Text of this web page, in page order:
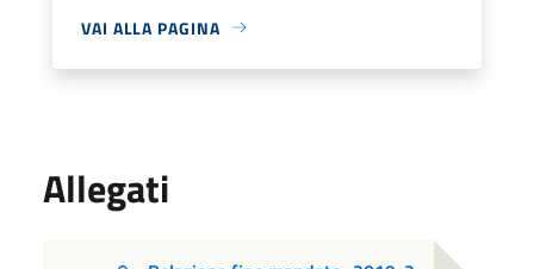
VAI ALLA PAGINA
Allegati